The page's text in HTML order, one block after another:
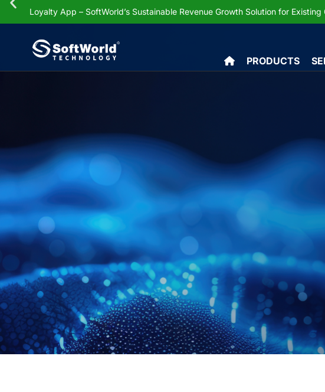
Explore AI Robots for Businesses –
PRODUCTS